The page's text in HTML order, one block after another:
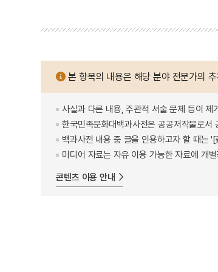
본 항목의 내용은 해당 분야 전문가의
사실과 다른 내용, 주관적 서술 문제 등이
한국민족문화대백과사전은 공공저작물로서
백과사전 내용 중 글을 인용하고자 할 때는
미디어 자료는 자유 이용 가능한 자료에 개
콘텐츠 이용 안내